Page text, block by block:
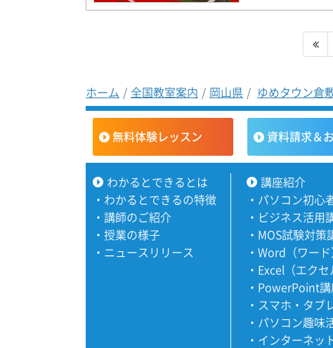
ホーム 全国教室案内 岡山県 ゆめタウン倉
無料体験レッスン 資料請求＆
わかるとできるとは
・ わかるとできるの特徴
・ 講師のご紹介
・ 授業の様子
・ ニュースリリース
講座紹介
・ パソコン初心
・ ビジネス活用
・ MOS試験対策
・ Word（ワー
・ Excel（エク
・ PowerPoint
・ スマホ・タブ
・ パソコン趣味
・ インターネッ